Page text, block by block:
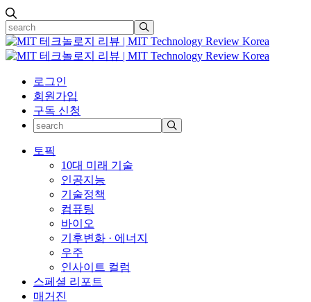
로그인
회원가입
구독 신청
토픽
10대 미래 기술
인공지능
기술정책
컴퓨팅
바이오
기후변화 · 에너지
우주
인사이트 컬럼
스페셜 리포트
매거진